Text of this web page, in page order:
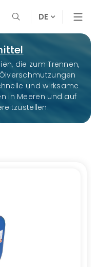
DE
die zum Trennen,
und wirksame
in Meeren und auf